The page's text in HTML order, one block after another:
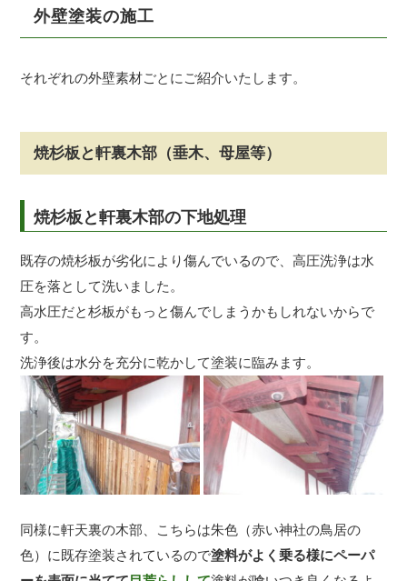
外壁塗装の施工
それぞれの外壁素材ごとにご紹介いたします。
焼杉板と軒裏木部（垂木、母屋等）
焼杉板と軒裏木部の下地処理
既存の焼杉板が劣化により傷んでいるので、高圧洗浄は水
圧を落として洗いました。
高水圧だと杉板がもっと傷んでしまうかもしれないからで
す。
洗浄後は水分を充分に乾かして塗装に臨みます。
同様に軒天裏の木部、こちらは朱色（赤い神社の鳥居の
色）に既存塗装されているので塗料がよく乗る様にペーパ